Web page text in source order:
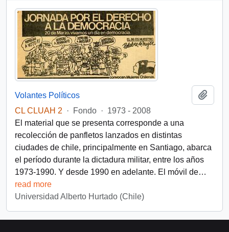
Volantes Políticos
CL CLUAH 2
· Fondo · 1973 - 2008
El material que se presenta corresponde a una
recolección de panfletos lanzados en distintas
ciudades de chile, principalmente en Santiago, abarca
el período durante la dictadura militar, entre los años
1973-1990. Y desde 1990 en adelante. El móvil de…
read more
Universidad Alberto Hurtado (Chile)